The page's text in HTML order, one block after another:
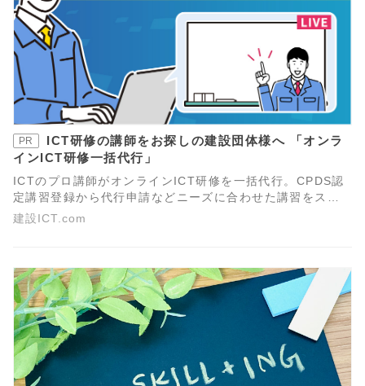
PR
ICT研修の講師をお探しの建設団体様へ 「オンラ
インICT研修一括代行」
ICTのプロ講師がオンラインICT研修を一括代行。CPDS認
定講習登録から代行申請などニーズに合わせた講習をスピ
ーディに提供します。
建設ICT.com